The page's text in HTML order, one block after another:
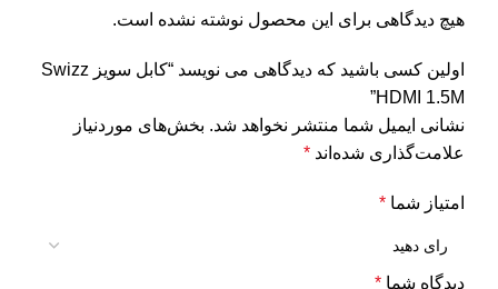
هیچ دیدگاهی برای این محصول نوشته نشده است.
اولین کسی باشید که دیدگاهی می نویسد “کابل سویز Swizz
HDMI 1.5M”
نشانی ایمیل شما منتشر نخواهد شد. بخش‌های موردنیاز
علامت‌گذاری شده‌اند *
امتیاز شما *
دیدگاه شما *